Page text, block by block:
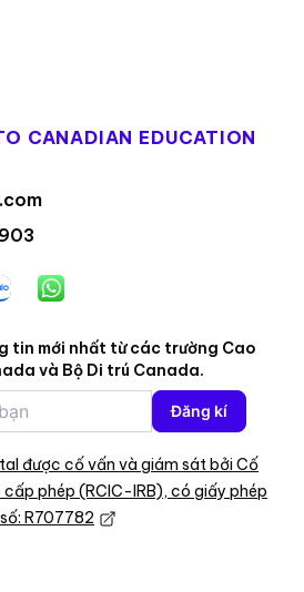
CANADIAN EDUCATION
WhatsApp
tin mới nhất từ các trường Cao
và Bộ Di trú Canada.
Đăng kí
được cố vấn và giám sát bởi Cố
phép (RCIC-IRB), có giấy phép
R707782